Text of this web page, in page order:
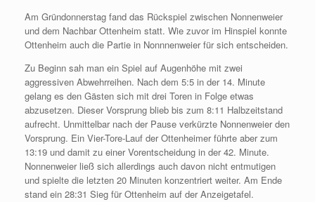
Am Gründonnerstag fand das Rückspiel zwischen Nonnenweier
und dem Nachbar Ottenheim statt. Wie zuvor im Hinspiel konnte
Ottenheim auch die Partie in Nonnnenweier für sich entscheiden.
Zu Beginn sah man ein Spiel auf Augenhöhe mit zwei
aggressiven Abwehrreihen. Nach dem 5:5 in der 14. Minute
gelang es den Gästen sich mit drei Toren in Folge etwas
abzusetzen. Dieser Vorsprung blieb bis zum 8:11 Halbzeitstand
aufrecht. Unmittelbar nach der Pause verkürzte Nonnenweier den
Vorsprung. Ein Vier-Tore-Lauf der Ottenheimer führte aber zum
13:19 und damit zu einer Vorentscheidung in der 42. Minute.
Nonnenweier ließ sich allerdings auch davon nicht entmutigen
und spielte die letzten 20 Minuten konzentriert weiter. Am Ende
stand ein 28:31 Sieg für Ottenheim auf der Anzeigetafel.